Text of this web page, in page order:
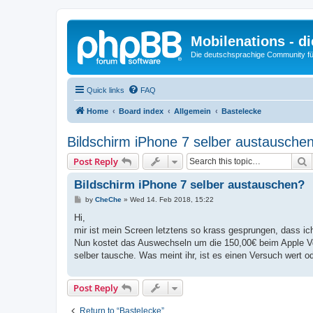
Mobilenations -
Die deutschsprachige Community
Quick links FAQ
Home Board index Allgemein Bastelecke
Bildschirm iPhone 7 selber
Post Reply
Bildschirm iPhone 7 selber austauschen?
P
t
by CheChe» Wed 14. Feb 2018, 15:22
Hi,
mir ist mein Screen letztens so krass gesprungen, dass
Nun kostet das Auswechseln um die 150,00€ beim Apple
selber tausche. Was meint ihr, ist es einen Versuch wert
Post Reply
Return to “Bastelecke”